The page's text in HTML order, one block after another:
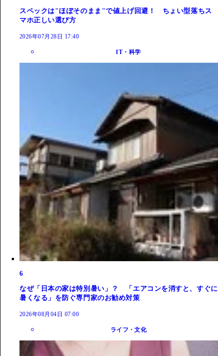
スペックは"ほぼそのまま"で値上げ回避！ ちょい型落ちス
マホ正しい選び方
2026年07月28日 17:40
IT・科学
6
なぜ「日本の家は特別暑い」？ 「エアコンを消すと、すぐに
暑くなる」を防ぐ専門家のお勧め対策
2026年08月04日 07:00
ライフ・文化